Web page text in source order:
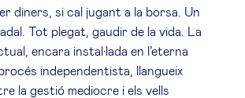
diners, si cal jugant a la borsa. Un
Tot plegat, gaudir de la vida. La
encara instal·lada en l’eterna
independentista, llangueix
la gestió mediocre i els vells